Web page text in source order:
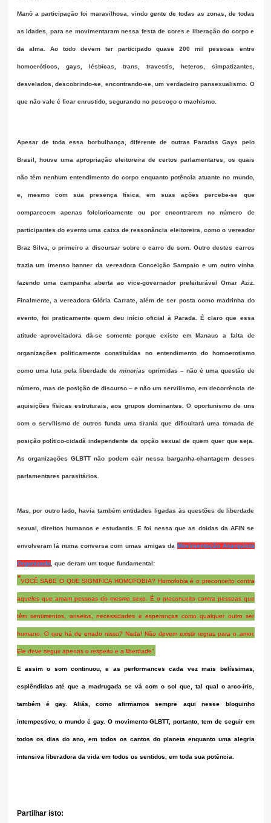
Manô a participação foi maravilhosa, vindo gente de todas as zonas, de todas
as idades, para se movimentaram nessa festa de cores e liberação do corpo e
da alma. Ao todo devem ter participado quase 200 mil pessoas entre
homoeróticos, gays, lésbicas, trans, travestis, heteros, simpatizantes,
desvelados, descobrindo-se, encontrando-se, um verdadeiro pansexualismo. O
que não vale é ficar enrustido, segurando no pescoço o machismo.
Apesar de toda essa borbulhança, diferente de outras Paradas Gays pelo
Brasil, houve uma apropriação eleitoreira de certos parlamentares, os quais
não têm nenhum entendimento do corpo enquanto potência atuante no mundo,
e, mesmo com sua presença física, em suas ações percebe-se que
comparecem apenas folcloricamente ou por encontrarem no número de
participantes do evento uma caixa de ressonância eleitoreira, como o vereador
Braz Silva, o primeiro a discursar sobre o carro de som. Outro destes carros
trazia um imenso banner da vereadora Conceição Sampaio e um outro vinha
fazendo uma campanha aberta ao vice-governador prefeiturável Omar Aziz.
Finalmente, a vereadora Glória Carrate, além de ser posta como madrinha do
evento, foi praticamente quem deu início oficial à Parada. É claro que essa
atitude aproveitadora dá-se somente porque existe em Manaus a falta de
organizações politicamente constituídas no entendimento do homoerotismo
como uma luta pela liberdade deminorias oprimidas – não é uma questão de
número, mas de posição de discurso – e não um servilismo, em decorrência de
aquisições físicas estruturais, aos grupos dominantes. O oportunismo de uns
com o servilismo de outros funda uma tirania que dificultará uma tomada de
posição político-cidadã independente da opção sexual de quem quer que seja.
As organizações GLBTT não podem cair nessa barganha-chantagem desses
parlamentares parasitários.
Mas, por outro lado, havia também entidades ligadas às questões de liberdade
sexual, direitos humanos e estudantis. E foi nessa que as doidas da AFIN se
envolveram lá numa conversa com umas amigas da Movimentação Anarquista
Organizada , que deram um toque fundamental:
“VOCÊ SABE O QUE SIGNIFICA HOMOFOBIA? Homofobia é o preconceito contra
aqueles que amam pessoas do mesmo sexo. É o preconceito contra pessoas que
têm sentimentos, anseios, necessidades e esperanças como qualquer outro ser
humano. O que há de errado nisso? Nada! Não devem existir regras para o amor.
Ele deve seguir apenas o respeito e a liberdade”.
E assim o som continuou, e as performances cada vez mais belíssimas,
esplêndidas até que a madrugada se vá com o sol que, tal qual o arco-íris,
também é gay. Aliás, como afirmamos sempre aqui nesse bloguinho
intempestivo, o mundo é gay. O movimento GLBTT, portanto, tem de seguir em
todos os dias do ano, em todos os cantos do planeta enquanto uma alegria
intensiva liberadora da vida em todos os sentidos, em toda sua potência.
Partilhar isto: